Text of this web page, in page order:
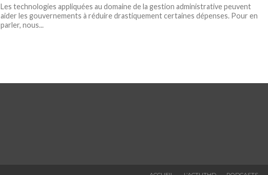
Les technologies appliquées au domaine de la gestion administrative peuvent
aider les gouvernements à réduire drastiquement certaines dépenses. Pour en
parler, nous...